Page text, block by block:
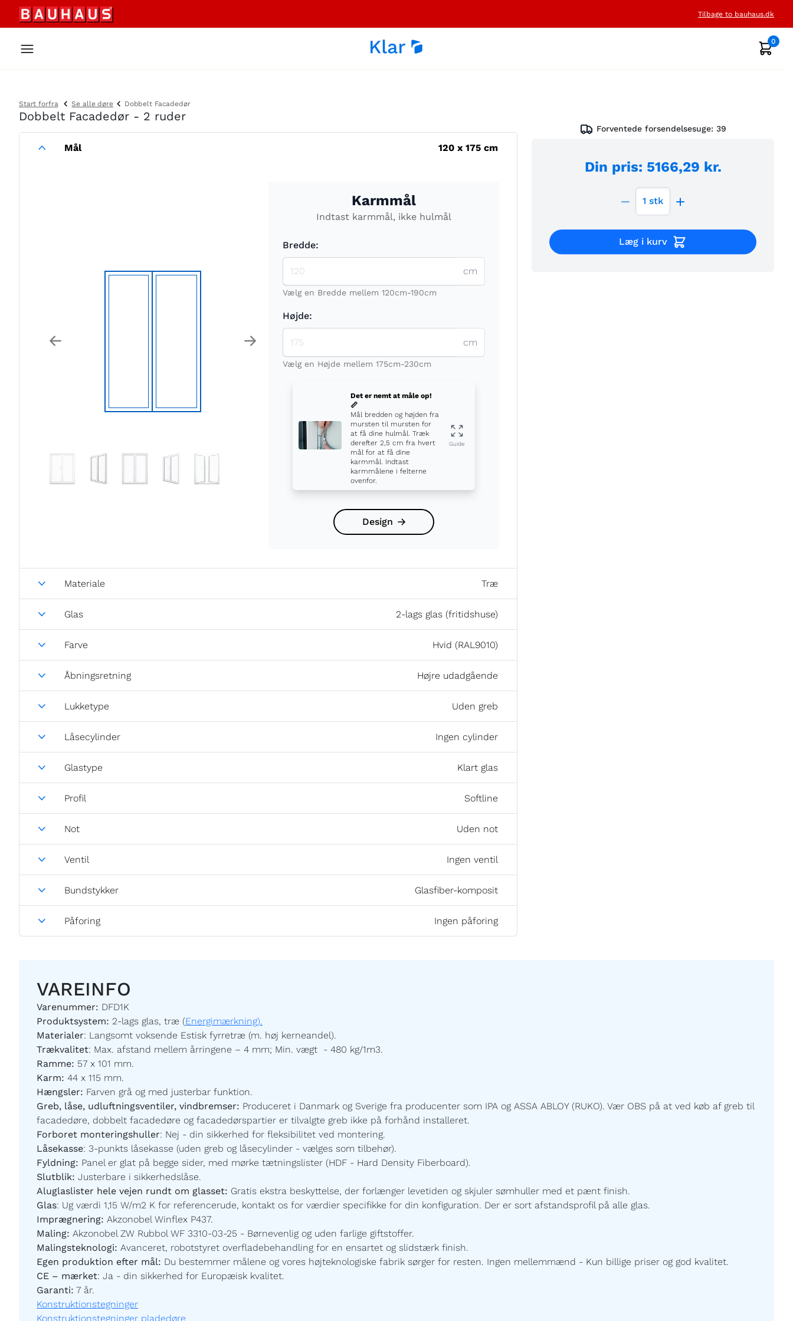
Tilbage to bauhaus.dk
0
Start forfra Se alle døre Dobbelt Facadedør
Dobbelt Facadedør - 2 ruder
Mål 120 x175 cm
Previous Next
Karmmål
Indtast karmmål, ikke hulmål
Bredde:
cm
Vælg en Bredde mellem 120cm-190cm
Højde:
cm
Vælg en Højde mellem 175cm-230cm
Det er nemt at måle op!
📏
Mål bredden og højden fra
mursten til mursten for
at få dine hulmål. Træk
derefter 2,5 cm fra hvert
mål for at få dine
karmmål. Indtast
karmmålene i felterne
ovenfor.
Guide
Design
Materiale Træ
Glas 2-lags glas (fritidshuse)
Farve Hvid (RAL9010)
Åbningsretning Højre udadgående
Lukketype Uden greb
Låsecylinder Ingen cylinder
Glastype Klart glas
Profil Softline
Not Uden not
Ventil Ingen ventil
Bundstykker Glasfiber-komposit
Påforing Ingen påforing
Forventede forsendelsesuge: 39
Din pris: 5166,29 kr.
1 stk
Læg i kurv
VAREINFO
Varenummer: DFD1K
Produktsystem: 2-lags glas, træ (Energimærkning).
Materialer: Langsomt voksende Estisk fyrretræ (m. høj kerneandel).
Trækvalitet: Max. afstand mellem årringene – 4 mm; Min. vægt - 480 kg/1m3.
Ramme: 57 x 101 mm.
Karm: 44 x 115 mm.
Hængsler: Farven grå og med justerbar funktion.
Greb, låse, udluftningsventiler, vindbremser: Produceret i Danmark og Sverige fra producenter som IPA og ASSA ABLOY (RUKO). Vær OBS på at ved køb af greb til
facadedøre, dobbelt facadedøre og facadedørspartier er tilvalgte greb ikke på forhånd installeret.
Forboret monteringshuller: Nej - din sikkerhed for fleksibilitet ved montering.
Låsekasse: 3-punkts låsekasse (uden greb og låsecylinder - vælges som tilbehør).
Fyldning: Panel er glat på begge sider, med mørke tætningslister (HDF - Hard Density Fiberboard).
Slutblik: Justerbare i sikkerhedslåse.
Aluglaslister hele vejen rundt om glasset: Gratis ekstra beskyttelse, der forlænger levetiden og skjuler sømhuller med et pænt finish.
Glas: Ug værdi 1,15 W/m2 K for referencerude, kontakt os for værdier specifikke for din konfiguration. Der er sort afstandsprofil på alle glas.
Imprægnering: Akzonobel Winflex P437.
Maling: Akzonobel ZW Rubbol WF 3310-03-25 - Børnevenlig og uden farlige giftstoffer.
Malingsteknologi: Avanceret, robotstyret overfladebehandling for en ensartet og slidstærk finish.
Egen produktion efter mål: Du bestemmer målene og vores højteknologiske fabrik sørger for resten. Ingen mellemmænd - Kun billige priser og god kvalitet.
CE – mærket: Ja - din sikkerhed for Europæisk kvalitet.
Garanti: 7 år.
Konstruktionstegninger
Konstruktionstegninger pladedøre